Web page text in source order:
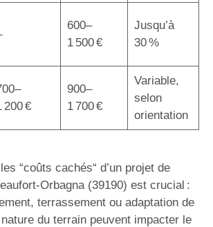
600–
1 500 €
Jusqu’à
30 %
200 €
900–
1 700 €
Variable,
selon
orientation
“coûts cachés“ d’un projet de
Orbagna (39190) est crucial :
terrassement ou adaptation de
du terrain peuvent impacter le